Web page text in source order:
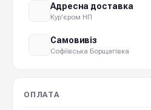
Адресна доставка
Кур'єром НП
Самовивіз
Софіївська Борщагівка
ОПЛАТА